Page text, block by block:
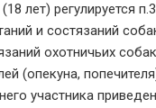
лет) регулируется
и состязаний
охотничьих
(опекуна,
участника